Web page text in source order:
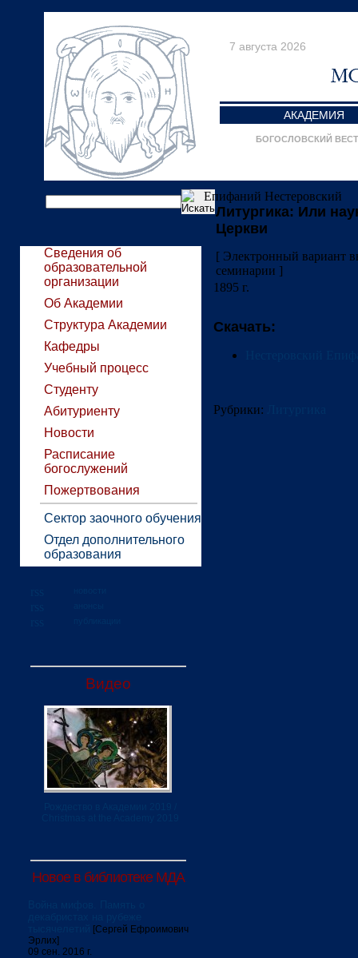
7 августа 2026
АКАДЕМИЯ
БОГОСЛОВСКИЙ
Сведения об
образовательной
организации
Об Академии
Структура Академии
Кафедры
Учебный процесс
Студенту
Абитуриенту
Новости
Расписание
богослужений
Пожертвования
Сектор заочного обучения
Отдел дополнительного
образования
Видео
Новое в библиотеке МДА
[Сергей Ефроимович
Эрлих]
09 сен. 2016 г.
Епифаний Нестеровский
Литургика: Или
Церкви
[ Электронный вариант
семинарии ]
1895 г.
Скачать:
Рубрики: